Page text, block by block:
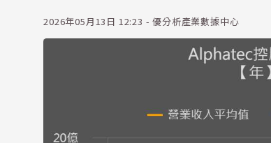
2026年05月13日 12:23 - 優分析產業數據中心